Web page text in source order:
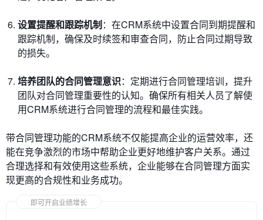
设置提醒和跟踪机制：在CRM系统中设置合同到期提醒和
跟踪机制，确保及时续签和审查合同，防止合同过期导致
的损失。
培养团队的合同管理意识：定期进行合同管理培训，提升
团队对合同管理重要性的认知。确保所有相关人员了解使
用CRM系统进行合同管理的流程和最佳实践。
带合同管理功能的CRM系统不仅能提高企业的运营效率，还
能在竞争激烈的市场中帮助企业更好地维护客户关系。通过
合理选择和有效使用这些系统，企业能够在合同管理方面实
现更高的合规性和业务成功。
即可开启业绩增长